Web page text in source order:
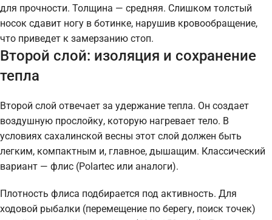
для прочности. Толщина — средняя. Слишком толстый
носок сдавит ногу в ботинке, нарушив кровообращение,
что приведет к замерзанию стоп.
Второй слой: изоляция и сохранение
тепла
Второй слой отвечает за удержание тепла. Он создает
воздушную прослойку, которую нагревает тело. В
условиях сахалинской весны этот слой должен быть
легким, компактным и, главное, дышащим. Классический
вариант — флис (Polartec или аналоги).
Плотность флиса подбирается под активность. Для
ходовой рыбалки (перемещение по берегу, поиск точек)